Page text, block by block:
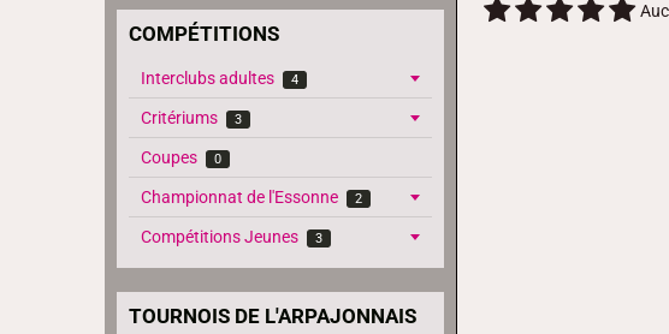
COMPÉTITIONS
Interclubs adultes 4
Critériums 3
Coupes 0
Championnat de l'Essonne 2
Compétitions Jeunes 3
TOURNOIS DE L'ARPAJONNAIS